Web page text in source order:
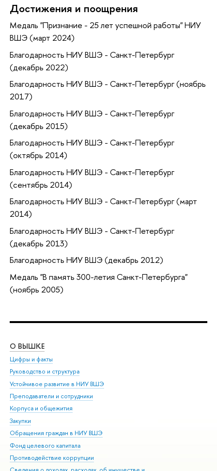
Достижения и поощрения
Медаль "Признание - 25 лет успешной работы" НИУ
ВШЭ (март 2024)
Благодарность НИУ ВШЭ - Санкт-Петербург
(декабрь 2022)
Благодарность НИУ ВШЭ - Санкт-Петербург (ноябрь
2017)
Благодарность НИУ ВШЭ - Санкт-Петербург
(декабрь 2015)
Благодарность НИУ ВШЭ - Санкт-Петербург
(октябрь 2014)
Благодарность НИУ ВШЭ - Санкт-Петербург
(сентябрь 2014)
Благодарность НИУ ВШЭ - Санкт-Петербург (март
2014)
Благодарность НИУ ВШЭ - Санкт-Петербург
(декабрь 2013)
Благодарность НИУ ВШЭ (декабрь 2012)
Медаль "В память 300-летия Санкт-Петербурга"
(ноябрь 2005)
О ВЫШКЕ
Цифры и факты
Руководство и структура
Устойчивое развитие в НИУ ВШЭ
Преподаватели и сотрудники
Корпуса и общежития
Закупки
Обращения граждан в НИУ ВШЭ
Фонд целевого капитала
Противодействие коррупции